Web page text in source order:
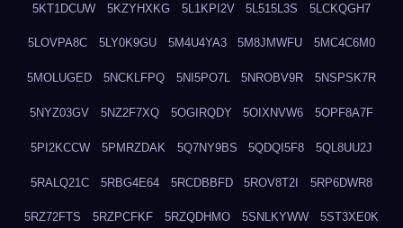
5KT1DCUW 5KZYHXKG 5L1KPI2V 5L515L3S 5LCKQGH7
5LOVPA8C 5LY0K9GU 5M4U4YA3 5M8JMWFU 5MC4C6M0
5MOLUGED 5NCKLFPQ 5NI5PO7L 5NROBV9R 5NSPSK7R
5NYZ03GV 5NZ2F7XQ 5OGIRQDY 5OIXNVW6 5OPF8A7F
5PI2KCCW 5PMRZDAK 5Q7NY9BS 5QDQI5F8 5QL8UU2J
5RALQ21C 5RBG4E64 5RCDBBFD 5ROV8T2I 5RP6DWR8
5RZ72FTS 5RZPCFKF 5RZQDHMO 5SNLKYWW 5ST3XE0K